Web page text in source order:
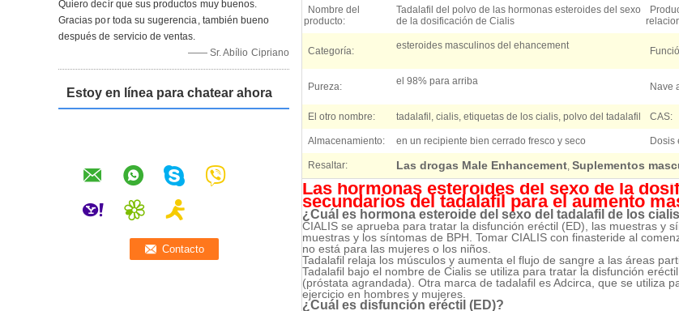
Quiero decir que sus productos muy buenos.
Gracias por toda su sugerencia, también bueno
después de servicio de ventas.
—— Sr. Abílio Cipriano
Estoy en línea para chatear ahora
Nombre del
producto:
Tadalafil del polvo de las hormonas esteroides del sexo
de la dosificación de Cialis
Categoría: esteroides masculinos del ehancement
Pureza: el 98% para arriba Nave
El otro nombre: tadalafil, cialis, etiquetas de los cialis, polvo del tadalafil CAS:
Almacenamiento: en un recipiente bien cerrado fresco y seco Dosis
Resaltar: Las drogas Male Enhancement, Suplementos
Las hormonas esteroides del sexo de la
secundarios del tadalafil para el aumento
¿Cuál es hormona esteroide del sexo del tadalafil de los
CIALIS se aprueba para tratar la disfunción eréctil (ED), las muestras y
muestras y los síntomas de BPH. Tomar CIALIS con finasteride al
no está para las mujeres o los niños.
Tadalafil relaja los músculos y aumenta el flujo de sangre a las áreas
Tadalafil bajo el nombre de Cialis se utiliza para tratar la disfunción
(próstata agrandada). Otra marca de tadalafil es Adcirca, que se utiliza
ejercicio en hombres y mujeres.
¿Cuál es disfunción eréctil (ED)?